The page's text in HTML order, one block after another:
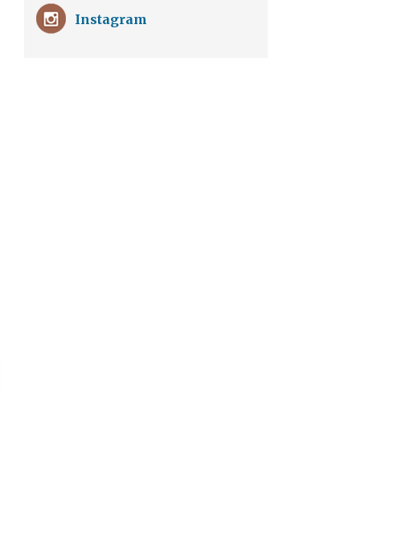
Instagram